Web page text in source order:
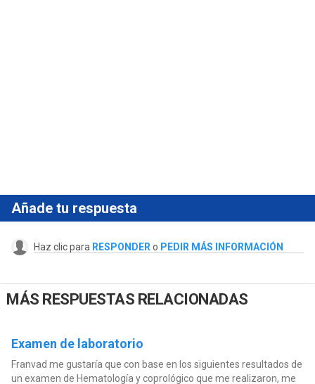
Añade tu respuesta
Haz clic para RESPONDER o PEDIR MÁS INFORMACIÓN
MÁS RESPUESTAS RELACIONADAS
Examen de laboratorio
Franvad me gustaría que con base en los siguientes resultados de
un examen de Hematología y coprológico que me realizaron, me